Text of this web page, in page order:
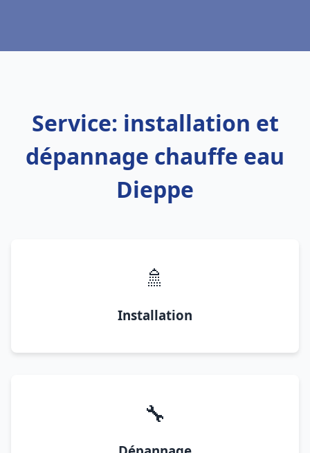
Service: installation et
dépannage chauffe eau
Dieppe
🚿
Installation
🔧